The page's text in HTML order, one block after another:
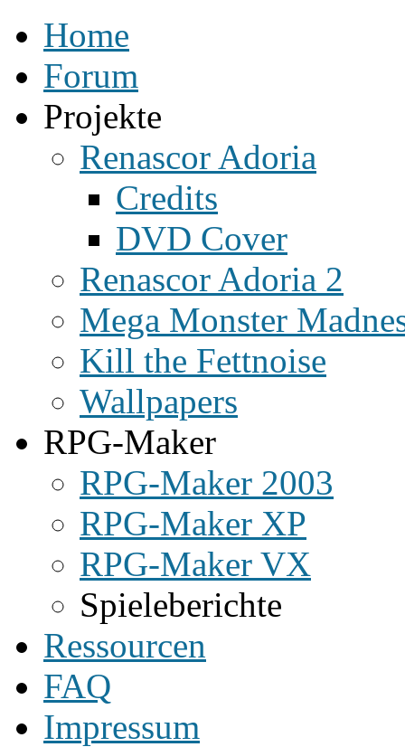
Home
Forum
Projekte
Renascor Adoria
Credits
DVD Cover
Renascor Adoria 2
Mega Monster
Kill the Fettnoise
Wallpapers
RPG-Maker
RPG-Maker 2003
RPG-Maker XP
RPG-Maker VX
Spieleberichte
Ressourcen
FAQ
Impressum